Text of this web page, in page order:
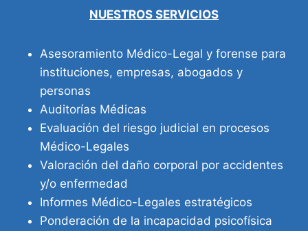
NUESTROS SERVICIOS
Asesoramiento Médico-Legal y forense para
instituciones, empresas, abogados y
personas
Auditorías Médicas
Evaluación del riesgo judicial en procesos
Médico-Legales
Valoración del daño corporal por accidentes
y/o enfermedad
Informes Médico-Legales estratégicos
Ponderación de la incapacidad psicofísica